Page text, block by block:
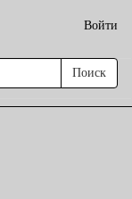
Войти
Поиск